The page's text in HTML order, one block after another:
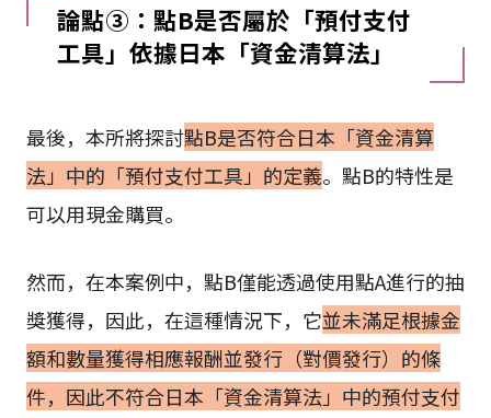
論點③：點B是否屬於「預付支付
工具」依據日本「資金清算法」
最後，本所將探討點B是否符合日本「資金清算
法」中的「預付支付工具」的定義。點B的特性是
可以用現金購買。
然而，在本案例中，點B僅能透過使用點A進行的抽
獎獲得，因此，在這種情況下，它並未滿足根據金
額和數量獲得相應報酬並發行（對價發行）的條
件，因此不符合日本「資金清算法」中的預付支付